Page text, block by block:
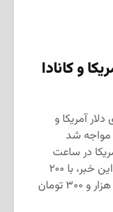
و کانادا
آمریکا و
مواجه شد
در ساعت
۱۶:۳۰ به وقت ایران و در لحظه‌ی نگارش این خبر، با ۲۰۰
تومان افزایش نسبت به‌روز گذشته با ۵۹ هزار و ۳۰۰ تومان